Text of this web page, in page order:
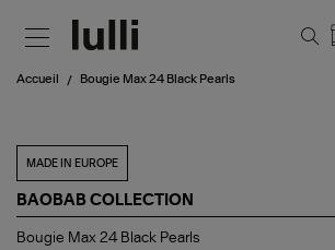
Accueil Bougie Max 24 Black Pearls
MADE IN EUROPE
BAOBAB COLLECTION
Bougie
Bougie Max 24 Black Pearls